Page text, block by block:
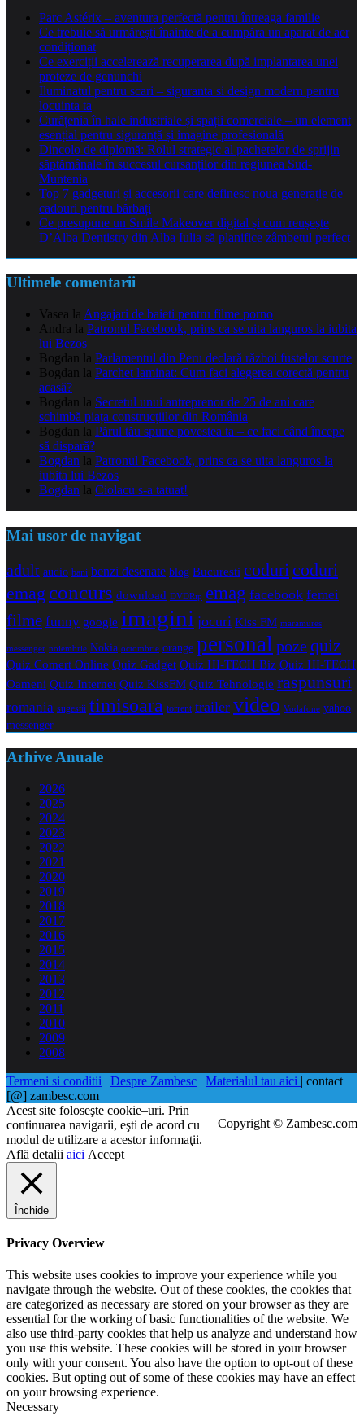
Parc Astérix – aventura perfectă pentru întreaga familie
Ce trebuie să urmărești înainte de a cumpăra un aparat de aer
condiționat
Ce exerciții accelerează recuperarea după implantarea unei
proteze de genunchi
Iluminatul pentru scari – siguranta si design modern pentru
locuinta ta
Curățenia în hale industriale și spații comerciale – un element
esențial pentru siguranță și imagine profesională
Dincolo de diplomă: Rolul strategic al pachetelor de sprijin
săptămânale în succesul cursanților din regiunea Sud-
Muntenia
Top 7 gadgeturi și accesorii care definesc noua generație de
cadouri pentru bărbați
Ce presupune un Smile Makeover digital și cum reușește
D’Alba Dentistry din Alba Iulia să planifice zâmbetul perfect
Ultimele comentarii
Vasea la Angajari de baieti pentru filme porno
Andra la Patronul Facebook, prins ca se uita languros la iubita
lui Bezos
Bogdan la Parlamentul din Peru declară război fustelor scurte
Bogdan la Parchet laminat: Cum faci alegerea corectă pentru
acasă?
Bogdan la Secretul unui antreprenor de 25 de ani care
schimbă piața construcțiilor din România
Bogdan la Părul tău spune povestea ta – ce faci când începe
să dispară?
Bogdan la Patronul Facebook, prins ca se uita languros la
iubita lui Bezos
Bogdan la Ciolacu s-a tatuat!
Mai usor de navigat
adult audio bani benzi desenate blog Bucuresti coduricoduri
emag concurs download DVDRip emag facebook femei
filme funny google imagini jocuri Kiss FM maramures
messenger noiembrie Nokia octombrie orange personal pozequiz
Quiz Comert Online Quiz Gadget Quiz HI-TECH Biz Quiz HI-TECH
Oameni Quiz Internet Quiz KissFM Quiz Tehnologie raspunsuri
romania sugestii timisoara torrent trailer video Vodafone yahoo
messenger
Arhive Anuale
2026
2025
2024
2023
2022
2021
2020
2019
2018
2017
2016
2015
2014
2013
2012
2011
2010
2009
2008
Termeni si conditii | Despre Zambesc | Materialul tau aici | contact
[@] zambesc.com
Copyright © Zambesc.com
Acest site foloseşte cookie–uri. Prin
continuarea navigarii, eşti de acord cu
modul de utilizare a acestor informaţii.
Află detalii aici Accept
Închide
Privacy Overview
This website uses cookies to improve your experience while you
navigate through the website. Out of these cookies, the cookies that
are categorized as necessary are stored on your browser as they are
essential for the working of basic functionalities of the website. We
also use third-party cookies that help us analyze and understand how
you use this website. These cookies will be stored in your browser
only with your consent. You also have the option to opt-out of these
cookies. But opting out of some of these cookies may have an effect
on your browsing experience.
Necessary